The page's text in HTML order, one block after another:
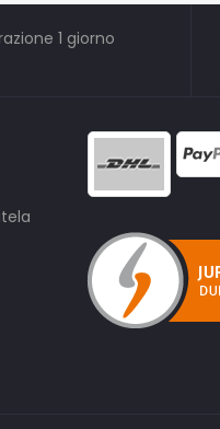
1 giorno